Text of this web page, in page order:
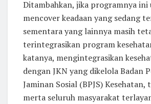
Ditambahkan, jika programnya
mencover keadaan yang sedang
sementara yang lainnya masih
terintegrasikan program
katanya, mengintegrasikan
dengan JKN yang dikelola Badan
Jaminan Sosial (BPJS) Kesehatan,
merta seluruh masyarakat